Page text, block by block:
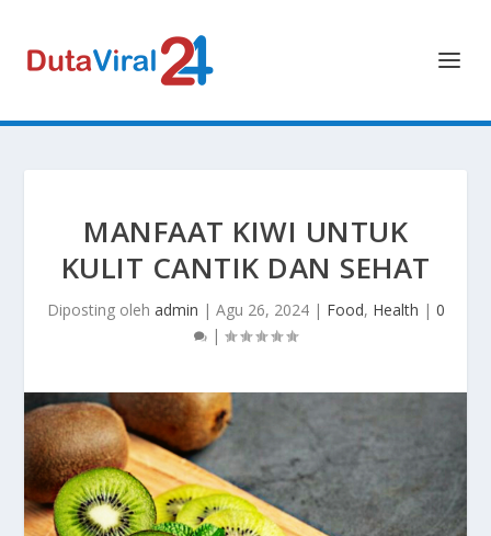
MANFAAT KIWI UNTUK
KULIT CANTIK DAN SEHAT
Diposting oleh admin | Agu 26, 2024| Food, Health | 0
|